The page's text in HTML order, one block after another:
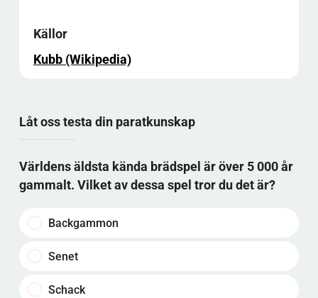
Källor
Kubb (Wikipedia)
Låt oss testa din paratkunskap
Världens äldsta kända brädspel är över 5 000 år
gammalt. Vilket av dessa spel tror du det är?
Backgammon
Senet
Schack